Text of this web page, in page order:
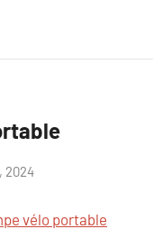
2024
vélo portable